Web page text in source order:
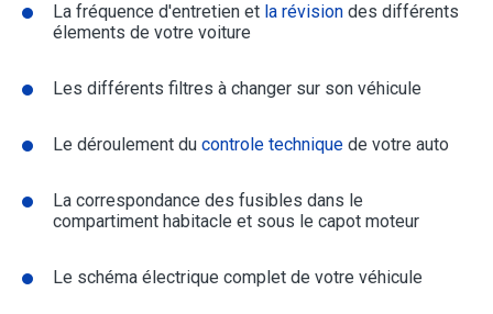
La fréquence d'entretien et la révision des différents
élements de votre voiture
Les différents filtres à changer sur son véhicule
Le déroulement du controle technique de votre auto
La correspondance des fusibles dans le
compartiment habitacle et sous le capot moteur
Le schéma électrique complet de votre véhicule